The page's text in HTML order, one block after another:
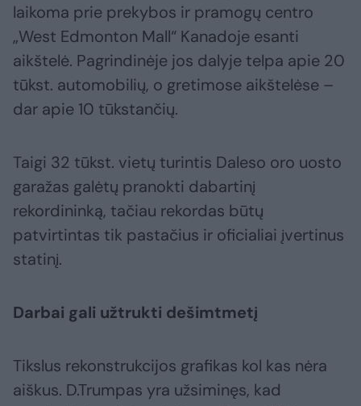
laikoma prie prekybos ir pramogų centro
„West Edmonton Mall“ Kanadoje esanti
aikštelė. Pagrindinėje jos dalyje telpa apie 20
tūkst. automobilių, o gretimose aikštelėse –
dar apie 10 tūkstančių.
Taigi 32 tūkst. vietų turintis Daleso oro uosto
garažas galėtų pranokti dabartinį
rekordininką, tačiau rekordas būtų
patvirtintas tik pastačius ir oficialiai įvertinus
statinį.
Darbai gali užtrukti dešimtmetį
Tikslus rekonstrukcijos grafikas kol kas nėra
aiškus. D.Trumpas yra užsiminęs, kad